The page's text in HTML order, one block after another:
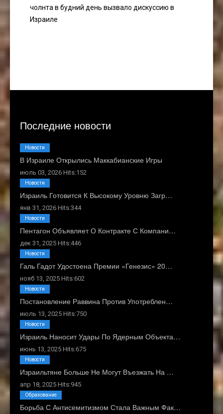
чолнта в будний день вызвало дискуссию в
Израиле
Последние новости
В Израиле Открылись Маккабианские Игры
июль 03, 2026 Hits:152
Новости
Израиль Готовится К Высокому Уровню Загр…
янв 31, 2026 Hits:344
Новости
Пентагон Объявляет О Контракте С Компани…
дек 31, 2025 Hits:446
Новости
Галь Гадот Удостоена Премии «Генезис» 20…
нояб 13, 2025 Hits:602
Новости
Постановление Раввина Против Употреблен…
июль 13, 2025 Hits:750
Новости
Израиль Наносит Удары По Ядерным Объекта…
июнь 13, 2025 Hits:675
Новости
Израильтяне Больше Не Могут Въезжать На …
апр 18, 2025 Hits:945
Новости
Борьба С Антисемитизмом Стала Важным Фак…
Образование